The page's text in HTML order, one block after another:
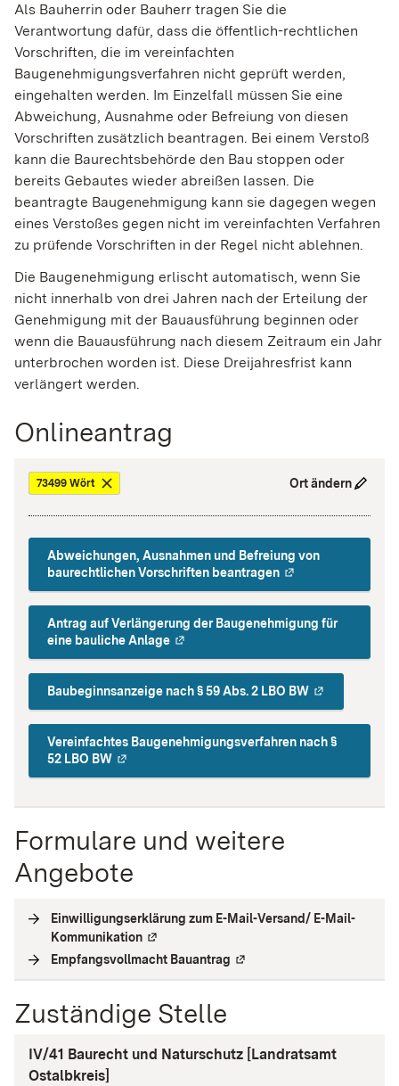
Als Bauherrin oder Bauherr tragen Sie die
Verantwortung dafür, dass die öffentlich-rechtlichen
Vorschriften, die im vereinfachten
Baugenehmigungsverfahren nicht geprüft werden,
eingehalten werden. Im Einzelfall müssen Sie eine
Abweichung, Ausnahme oder Befreiung von diesen
Vorschriften zusätzlich beantragen. Bei einem Verstoß
kann die Baurechtsbehörde den Bau stoppen oder
bereits Gebautes wieder abreißen lassen. Die
beantragte Baugenehmigung kann sie dagegen wegen
eines Verstoßes gegen nicht im vereinfachten Verfahren
zu prüfende Vorschriften in der Regel nicht ablehnen.
Die Baugenehmigung erlischt automatisch, wenn Sie
nicht innerhalb von drei Jahren nach der Erteilung der
Genehmigung mit der Bauausführung beginnen oder
wenn die Bauausführung nach diesem Zeitraum ein Jahr
unterbrochen worden ist. Diese Dreijahresfrist kann
verlängert werden.
Onlineantrag
73499 Wört Ort ändern
Abweichungen, Ausnahmen und Befreiung von
baurechtlichen Vorschriften beantragen
Antrag auf Verlängerung der Baugenehmigung für
eine bauliche Anlage
Baubeginnsanzeige nach § 59 Abs. 2 LBO BW
Vereinfachtes Baugenehmigungsverfahren nach §
52 LBO BW
Formulare und weitere
Angebote
Einwilligungserklärung zum E-Mail-Versand/ E-Mail-
Kommunikation Externe Verlinkung
Empfangsvollmacht Bauantrag Externe Verlinkung
Zuständige Stelle
IV/41 Baurecht und Naturschutz [Landratsamt
Ostalbkreis]